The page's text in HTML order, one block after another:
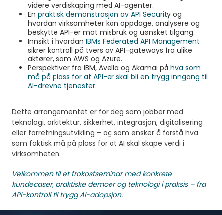
videre verdiskaping med AI-agenter.
En praktisk demonstrasjon av API Security og
hvordan virksomheter kan oppdage, analysere og
beskytte API-er mot misbruk og uønsket tilgang.
Innsikt i hvordan IBMs Federated API Management
sikrer kontroll på tvers av API-gateways fra ulike
aktører, som AWS og Azure.
Perspektiver fra IBM, Avella og Akamai på hva som
må på plass for at API-er skal bli en trygg inngang til
AI-drevne tjenester.
Dette arrangementet er for deg som jobber med
teknologi, arkitektur, sikkerhet, integrasjon, digitalisering
eller forretningsutvikling – og som ønsker å forstå hva
som faktisk må på plass for at AI skal skape verdi i
virksomheten.
Velkommen til et frokostseminar med konkrete
kundecaser, praktiske demoer og teknologi i praksis – fra
API-kontroll til trygg AI-adopsjon.